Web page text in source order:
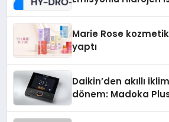
Marie Rose
yaptı
Daikin’den akıllı
dönem: Madoka